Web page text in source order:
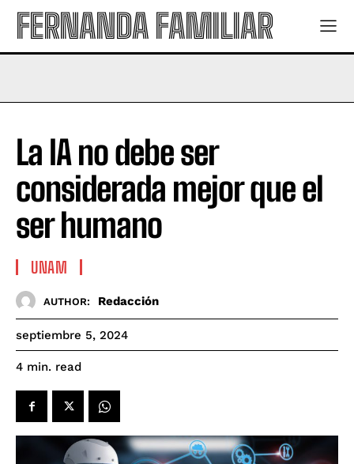
FERNANDA FAMILIAR
La IA no debe ser
considerada mejor que el
ser humano
UNAM
AUTHOR: Redacción
septiembre 5, 2024
4 min. read